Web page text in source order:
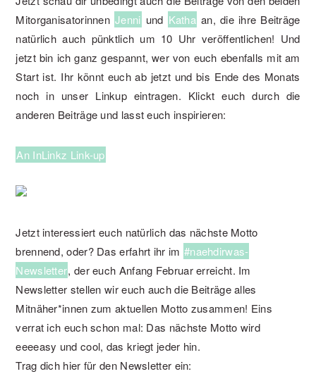
Mitorganisatorinnen Jenni und Katha an, die ihre Beiträge
natürlich auch pünktlich um 10 Uhr veröffentlichen! Und
jetzt bin ich ganz gespannt, wer von euch ebenfalls mit am
Start ist. Ihr könnt euch ab jetzt und bis Ende des Monats
noch in unser Linkup eintragen. Klickt euch durch die
anderen Beiträge und lasst euch inspirieren:
An InLinkz Link-up
Jetzt interessiert euch natürlich das nächste Motto
brennend, oder? Das erfahrt ihr im #naehdirwas-
Newsletter, der euch Anfang Februar erreicht. Im
Newsletter stellen wir euch auch die Beiträge alles
Mitnäher*innen zum aktuellen Motto zusammen! Eins
verrat ich euch schon mal: Das nächste Motto wird
eeeeasy und cool, das kriegt jeder hin.
Trag dich hier für den Newsletter ein: